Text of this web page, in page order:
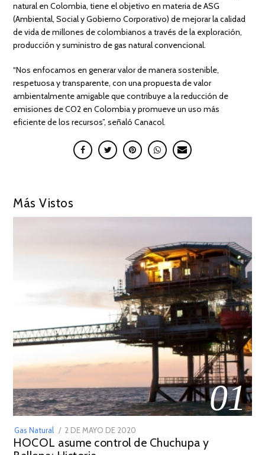
natural en Colombia, tiene el objetivo en materia de ASG
(Ambiental, Social y Gobierno Corporativo) de mejorar la calidad
de vida de millones de colombianos a través de la exploración,
producción y suministro de gas natural convencional.
“Nos enfocamos en generar valor de manera sostenible,
respetuosa y transparente, con una propuesta de valor
ambientalmente amigable que contribuye a la reducción de
emisiones de CO2 en Colombia y promueve un uso más
eficiente de los recursos”, señaló Canacol.
Más Vistos
01
Gas Natural
POSTED
ON
2 DE MAYO DE 2020
DE
HOCOL asume control de Chuchupa y